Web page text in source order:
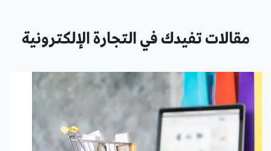
مقالات تفيدك في التجارة الإلكترونية